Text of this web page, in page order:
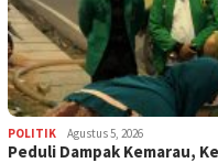
POLITIK Agustus 5, 2026
‎Peduli Dampak Kemarau,